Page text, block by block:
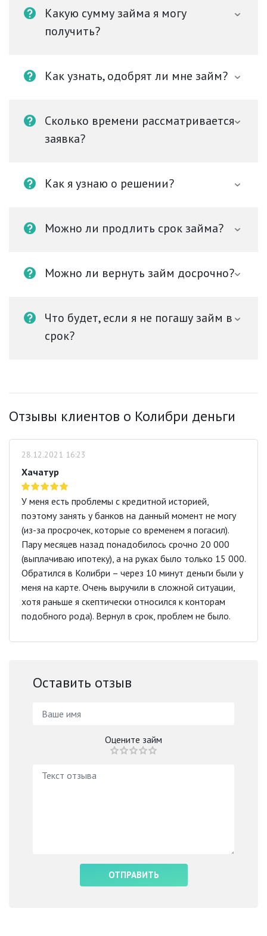
Какую сумму займа я могу
получить?
Как узнать, одобрят ли мне займ?
Сколько времени рассматривается
заявка?
Как я узнаю о решении?
Можно ли продлить срок займа?
Можно ли вернуть займ досрочно?
Что будет, если я не погашу займ в
срок?
Отзывы клиентов о Колибри деньги
28.12.2021 16:23
Хачатур
У меня есть проблемы с кредитной историей,
поэтому занять у банков на данный момент не могу
(из-за просрочек, которые со временем я погасил).
Пару месяцев назад понадобилось срочно 20 000
(выплачиваю ипотеку), а на руках было только 15 000.
Обратился в Колибри – через 10 минут деньги были у
меня на карте. Очень выручили в сложной ситуации,
хотя раньше я скептически относился к конторам
подобного рода). Вернул в срок, проблем не было.
Оставить отзыв
Оцените займ